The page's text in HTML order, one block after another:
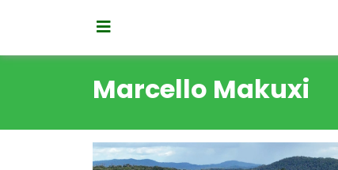
Marcello Makuxi